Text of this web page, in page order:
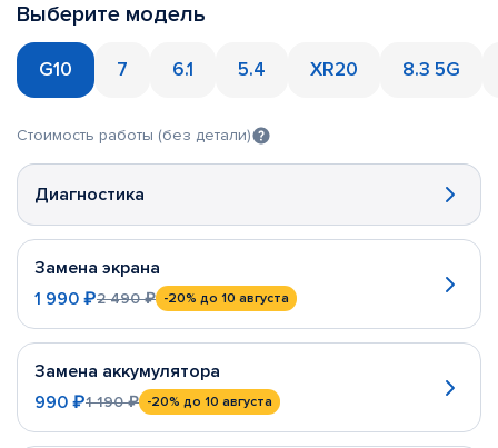
Выберите модель
G10 7 6.1 5.4 XR20 8.3 5G
Стоимость работы (без детали)
Диагностика
Замена экрана
1 990 ₽2 490 ₽ -20% до 10 августа
Замена аккумулятора
990 ₽1 190 ₽ -20% до 10 августа